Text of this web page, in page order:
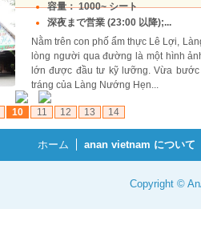
容量： 1000~ シート
深夜まで営業 (23:00 以降);...
Nằm trên con phố ẩm thực Lê Lợi,
lòng người qua đường là một hình
lớn được đầu tư kỹ lưỡng. Vừa
tráng của Làng Nướng Hẹn...
10 11 12 13 14
ホーム anan vietnam について
Copyright ©